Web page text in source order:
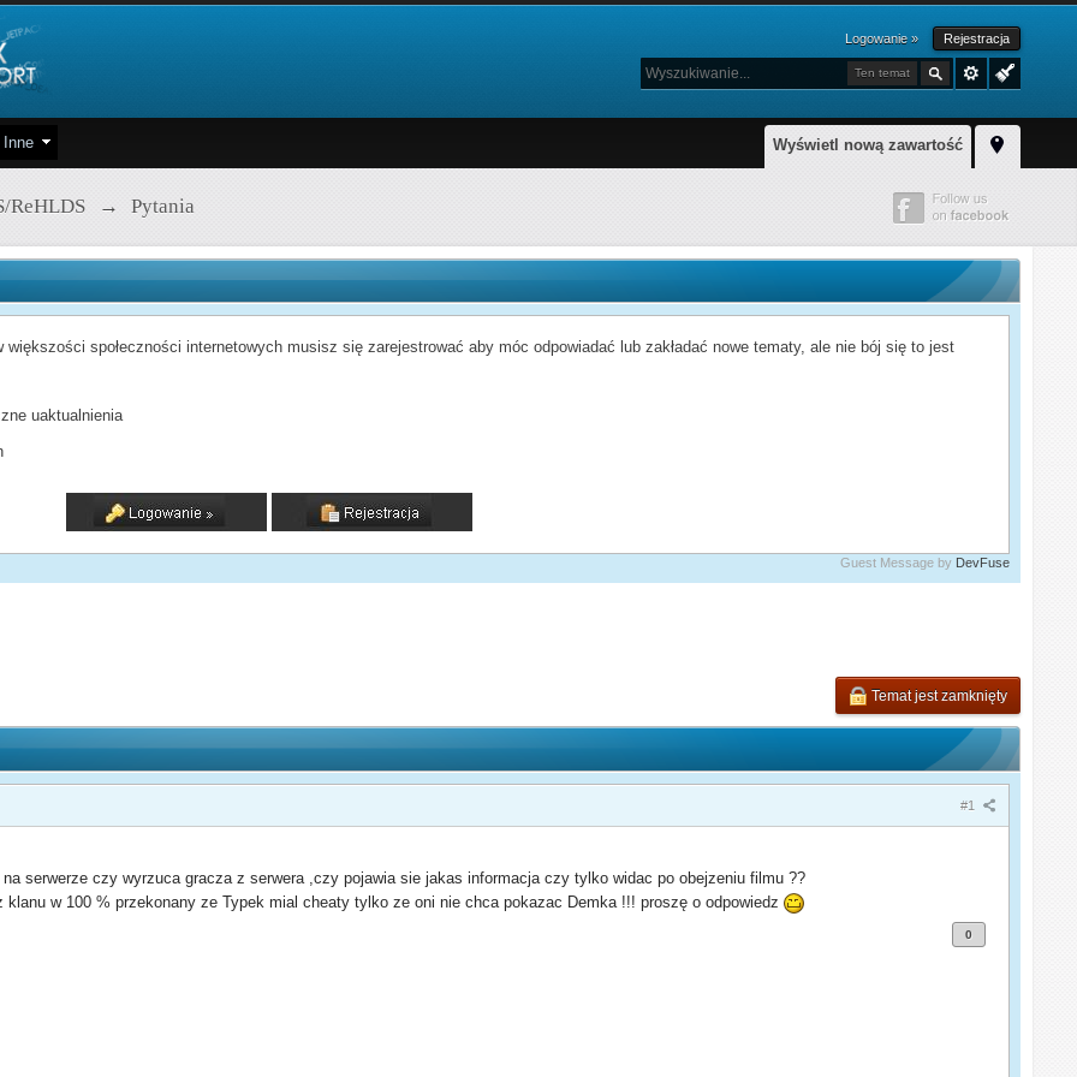
Logowanie » Rejestracja
Ten temat
Wyświetl nową zawartość
Inne
ReHLDS → Pytania
społeczności internetowych musisz się zarejestrować aby móc odpowiadać lub zakładać nowe tematy, ale nie bój się to jest
uaktualnienia
Guest Message by DevFuse
Temat jest zamknięty
#1
serwerze czy wyrzuca gracza z serwera ,czy pojawia sie jakas informacja czy tylko widac po obejzeniu filmu ??
w 100 % przekonany ze Typek mial cheaty tylko ze oni nie chca pokazac Demka !!! proszę o odpowiedz
0